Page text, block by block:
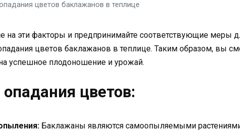
цветов баклажанов в теплице
на эти факторы и предпринимайте соответствующие меры
цветов баклажанов в теплице. Таким образом, вы
успешное плодоношение и урожай.
цветов:
Баклажаны являются самоопыляемыми